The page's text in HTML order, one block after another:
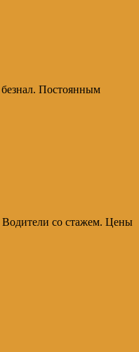
Постоянным
Водители со стажем. Цены